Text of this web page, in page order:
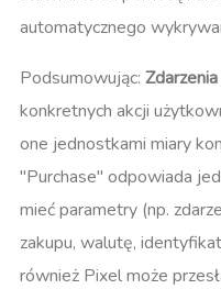
automatycznego
Podsumowując:
konkretnych akcji
one jednostkami miary
"Purchase" odpowiada
mieć parametry (np.
zakupu, walutę,
również Pixel może